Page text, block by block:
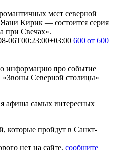
мест северной
Кирик — состоится серия
при Свечах».
06T00:23:00+03:00 600 от 600
информацию про событие
«Звоны Северной столицы»
афиша самых интересных
которые пройдут в Санкт-
нет на сайте, сообщите